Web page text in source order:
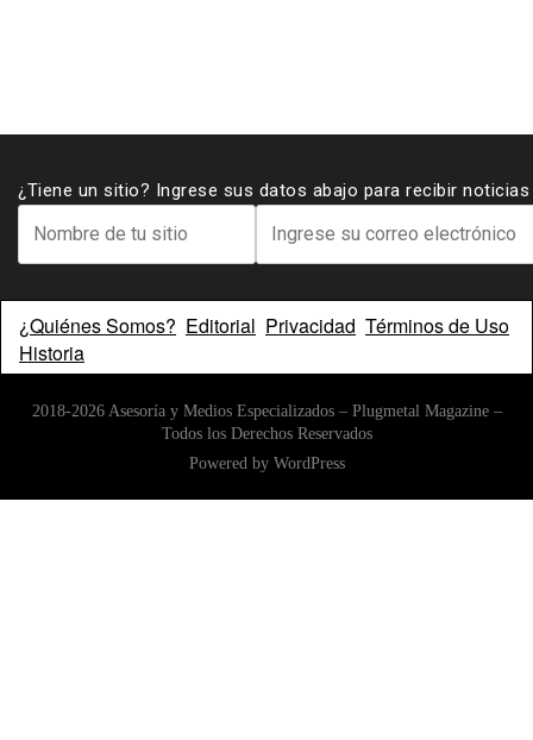
¿Tiene un sitio? Ingrese sus datos abajo para recibir
¿Quiénes Somos? Editorial Privacidad Términos de Uso
Historia
2018-2026 Asesoría y Medios Especializados – Plugmetal Magazine –
Todos los Derechos Reservados
Powered by WordPress